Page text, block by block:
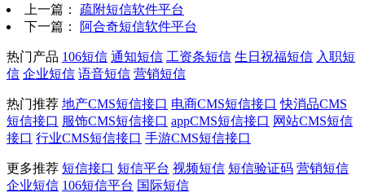
上一篇： 疏附短信软件平台
下一篇：
阿合奇短信软件平台
热门产品 106短信 通知短信 工资条短信 生日祝福短信 入职短
信 企业短信 语音短信 营销短信
热门推荐 地产CMS短信接口 电商CMS短信接口 快消品CMS
短信接口 服饰CMS短信接口 appCMS短信接口 网站CMS短信
接口 行业CMS短信接口 手游CMS短信接口
更多推荐 短信接口 短信平台 视频短信 短信验证码 营销短信
企业短信 106短信平台 国际短信